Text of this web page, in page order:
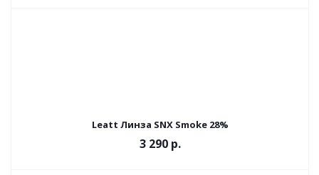
Leatt Линза SNX Smoke 28%
3 290 р.